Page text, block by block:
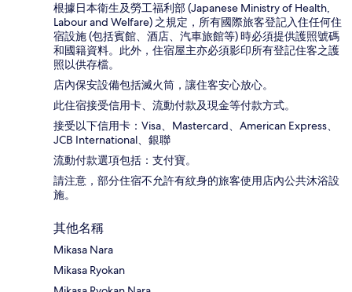
根據日本衛生及勞工福利部 (Japanese Ministry of Health,
Labour and Welfare) 之規定，所有國際旅客登記入住任何住
宿設施 (包括賓館、酒店、汽車旅館等) 時必須提供護照號碼
和國籍資料。此外，住宿屋主亦必須影印所有登記住客之護
照以供存檔。
店內保安設備包括滅火筒，讓住客安心放心。
此住宿接受信用卡、流動付款及現金等付款方式。
接受以下信用卡：Visa、Mastercard、American Express、
JCB International、銀聯
流動付款選項包括：支付寶。
請注意，部分住宿不允許有紋身的旅客使用店內公共沐浴設
施。
其他名稱
Mikasa Nara
Mikasa Ryokan